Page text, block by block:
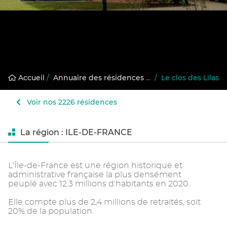
Accueil / Annuaire des résidences gérées / Le clos des Lilas
Voir nos 2226 résidences
La région : ILE-DE-FRANCE
L'Île-de-France est une région historique et
administrative française la plus densément
peuplé avec 12.3 millions d'habitants en 2020.
Elle compte plus de 2,4 millions de retraités, soit
20% de la population.